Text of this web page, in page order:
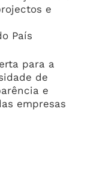
e
País
para a
de
e
empresas
Aceleração
Entram Numa
75,2% do
se Para o